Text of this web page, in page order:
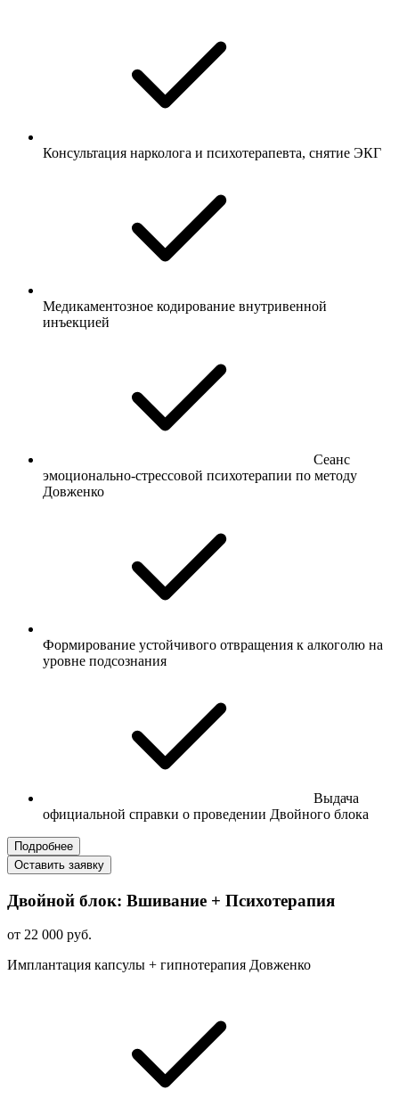
Консультация нарколога и психотерапевта, снятие ЭКГ
Медикаментозное кодирование внутривенной
инъекцией
Сеанс
эмоционально-стрессовой психотерапии по методу
Довженко
Формирование устойчивого отвращения к алкоголю на
уровне подсознания
Выдача
официальной справки о проведении Двойного блока
Подробнее
Оставить заявку
Двойной блок: Вшивание + Психотерапия
от 22 000 руб.
Имплантация капсулы + гипнотерапия Довженко